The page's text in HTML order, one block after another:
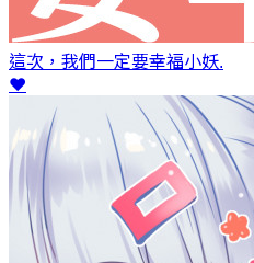
這次，我們一定要幸福小妖.
❤️